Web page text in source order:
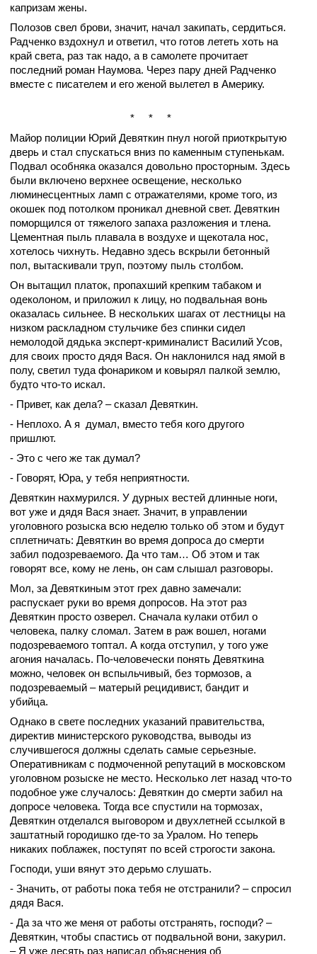
капризам жены.
Полозов свел брови, значит, начал закипать, сердиться.
Радченко вздохнул и ответил, что готов лететь хоть на
край света, раз так надо, а в самолете прочитает
последний роман Наумова. Через пару дней Радченко
вместе с писателем и его женой вылетел в Америку.
* *
*
Майор полиции Юрий Девяткин пнул ногой приоткрытую
дверь и стал спускаться вниз по каменным ступенькам.
Подвал особняка оказался довольно просторным. Здесь
были включено верхнее освещение, несколько
люминесцентных ламп с отражателями, кроме того, из
окошек под потолком проникал дневной свет. Девяткин
поморщился от тяжелого запаха разложения и тлена.
Цементная пыль плавала в воздухе и щекотала нос,
хотелось чихнуть. Недавно здесь вскрыли бетонный
пол, вытаскивали труп, поэтому пыль столбом.
Он вытащил платок, пропахший крепким табаком и
одеколоном, и приложил к лицу, но подвальная вонь
оказалась сильнее. В нескольких шагах от лестницы на
низком раскладном стульчике без спинки сидел
немолодой дядька эксперт-криминалист Василий Усов,
для своих просто дядя Вася. Он наклонился над ямой в
полу, светил туда фонариком и ковырял палкой землю,
будто что-то искал.
- Привет, как дела? – сказал Девяткин.
- Неплохо. А я думал, вместо тебя кого другого
пришлют.
- Это с чего же так думал?
- Говорят, Юра, у тебя неприятности.
Девяткин нахмурился. У дурных вестей длинные ноги,
вот уже и дядя Вася знает. Значит, в управлении
уголовного розыска всю неделю только об этом и будут
сплетничать: Девяткин во время допроса до смерти
забил подозреваемого. Да что там… Об этом и так
говорят все, кому не лень, он сам слышал разговоры.
Мол, за Девяткиным этот грех давно замечали:
распускает руки во время допросов. На этот раз
Девяткин просто озверел. Сначала кулаки отбил о
человека, палку сломал. Затем в раж вошел, ногами
подозреваемого топтал. А когда отступил, у того уже
агония началась. По-человечески понять Девяткина
можно, человек он вспыльчивый, без тормозов, а
подозреваемый – матерый рецидивист, бандит и
убийца.
Однако в свете последних указаний правительства,
директив министерского руководства, выводы из
случившегося должны сделать самые серьезные.
Оперативникам с подмоченной репутаций в московском
уголовном розыске не место. Несколько лет назад что-то
подобное уже случалось: Девяткин до смерти забил на
допросе человека. Тогда все спустили на тормозах,
Девяткин отделался выговором и двухлетней ссылкой в
заштатный городишко где-то за Уралом. Но теперь
никаких поблажек, поступят по всей строгости закона.
Господи, уши вянут это дерьмо слушать.
- Значить, от работы пока тебя не отстранили? – спросил
дядя Вася.
- Да за что же меня от работы отстранять, господи? –
Девяткин, чтобы спастись от подвальной вони, закурил.
– Я уже десять раз написал объяснения об